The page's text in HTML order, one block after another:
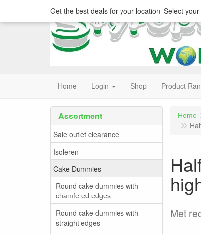
Home Login Shop Product
Assortment
Sale outlet clearance
Isoleren
Cake Dummies
Round cake dummies with
chamfered edges
Round cake dummies with
straight edges
Home
Met
Get the best deals for your location; Select